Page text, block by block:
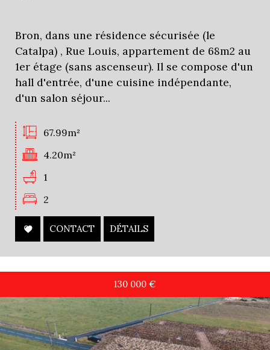
Bron, dans une résidence sécurisée (le
Catalpa) , Rue Louis, appartement de 68m2 au
1er étage (sans ascenseur). Il se compose d'un
hall d'entrée, d'une cuisine indépendante,
d'un salon séjour...
67.99m²
4.20m²
1
2
CONTACT DÉTAILS
130 000 €